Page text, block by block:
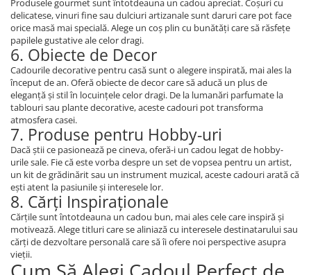
delicatese, vinuri fine sau dulciuri artizanale sunt daruri care pot face
orice masă mai specială. Alege un coș plin cu bunătăți care să răsfețe
papilele gustative ale celor dragi.
6. Obiecte de Decor
Cadourile decorative pentru casă sunt o alegere inspirată, mai ales la
început de an. Oferă obiecte de decor care să aducă un plus de
eleganță și stil în locuințele celor dragi. De la lumanări parfumate la
tablouri sau plante decorative, aceste cadouri pot transforma
atmosfera casei.
7. Produse pentru Hobby-uri
Dacă știi ce pasionează pe cineva, oferă-i un cadou legat de hobby-
urile sale. Fie că este vorba despre un set de vopsea pentru un artist,
un kit de grădinărit sau un instrument muzical, aceste cadouri arată că
ești atent la pasiunile și interesele lor.
8. Cărți Inspiraționale
Cărțile sunt întotdeauna un cadou bun, mai ales cele care inspiră și
motivează. Alege titluri care se aliniază cu interesele destinatarului sau
cărți de dezvoltare personală care să îi ofere noi perspective asupra
vieții.